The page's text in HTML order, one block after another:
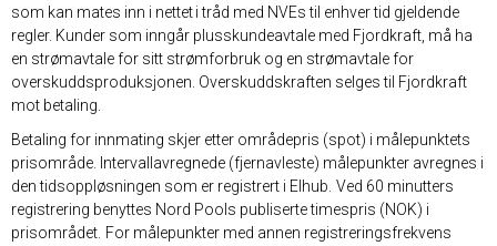
som kan mates inn i nettet i tråd med NVEs til enhver tid gjeldende
regler. Kunder som inngår plusskundeavtale med Fjordkraft, må ha
en strømavtale for sitt strømforbruk og en strømavtale for
overskuddsproduksjonen. Overskuddskraften selges til Fjordkraft
mot betaling.
Betaling for innmating skjer etter områdepris (spot) i målepunktets
prisområde. Intervallavregnede (fjernavleste) målepunkter avregnes i
den tidsoppløsningen som er registrert i Elhub. Ved 60 minutters
registrering benyttes Nord Pools publiserte timespris (NOK) i
prisområdet. For målepunkter med annen registreringsfrekvens